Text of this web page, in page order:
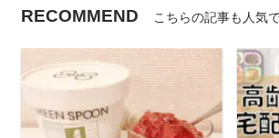
RECOMMEND こちらの記事も人気